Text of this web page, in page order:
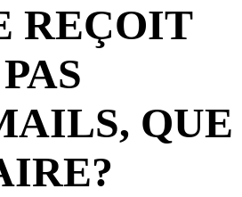
REÇOIT
PAS
QUE